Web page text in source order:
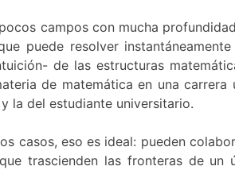
campos con mucha
puede resolver
de las estructuras
de matemática en una
la del estudiante universitario.
casos, eso es ideal: pueden
trascienden las fronteras de